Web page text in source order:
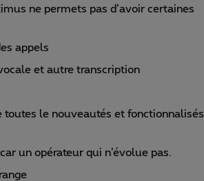
ne permets pas d’avoir certaines
appels
et autre transcription
toutes le nouveautés et fonctionnalisés
un opérateur qui n’évolue pas.